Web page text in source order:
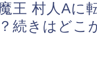
王 村人Aに
続きはどこ